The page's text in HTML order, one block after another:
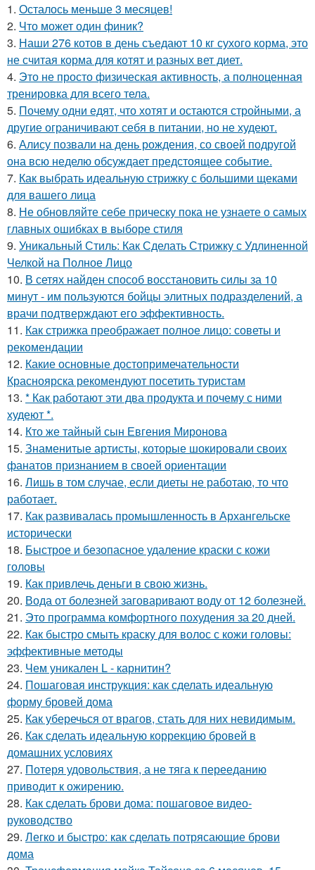
1. Осталось меньше 3 месяцев!
2. Что может один финик?
3. Наши 276 котов в день съедают 10 кг сухого корма, это
не считая корма для котят и разных вет диет.
4. Это не просто физическая активность, а полноценная
тренировка для всего тела.
5. Почему одни едят, что хотят и остаются стройными, а
другие ограничивают себя в питании, но не худеют.
6. Алису позвали на день рождения, со своей подругой
она всю неделю обсуждает предстоящее событие.
7. Как выбрать идеальную стрижку с большими щеками
для вашего лица
8. Не обновляйте себе прическу пока не узнаете о самых
главных ошибках в выборе стиля
9. Уникальный Стиль: Как Сделать Стрижку с Удлиненной
Челкой на Полное Лицо
10. В сетях найден способ восстановить силы за 10
минут - им пользуются бойцы элитных подразделений, а
врачи подтверждают его эффективность.
11. Как стрижка преображает полное лицо: советы и
рекомендации
12. Какие основные достопримечательности
Красноярска рекомендуют посетить туристам
13. * Как работают эти два продукта и почему с ними
худеют *.
14. Кто же тайный сын Евгения Миронова
15. Знаменитые артисты, которые шокировали своих
фанатов признанием в своей ориентации
16. Лишь в том случае, если диеты не работаю, то что
работает.
17. Как развивалась промышленность в Архангельске
исторически
18. Быстрое и безопасное удаление краски с кожи
головы
19. Как привлечь деньги в свою жизнь.
20. Вода от болезней заговаривают воду от 12 болезней.
21. Это программа комфортного похудения за 20 дней.
22. Как быстро смыть краску для волос с кожи головы:
эффективные методы
23. Чем уникален L - карнитин?
24. Пошаговая инструкция: как сделать идеальную
форму бровей дома
25. Как уберечься от врагов, стать для них невидимым.
26. Как сделать идеальную коррекцию бровей в
домашних условиях
27. Потеря удовольствия, а не тяга к перееданию
приводит к ожирению.
28. Как сделать брови дома: пошаговое видео-
руководство
29. Легко и быстро: как сделать потрясающие брови
дома